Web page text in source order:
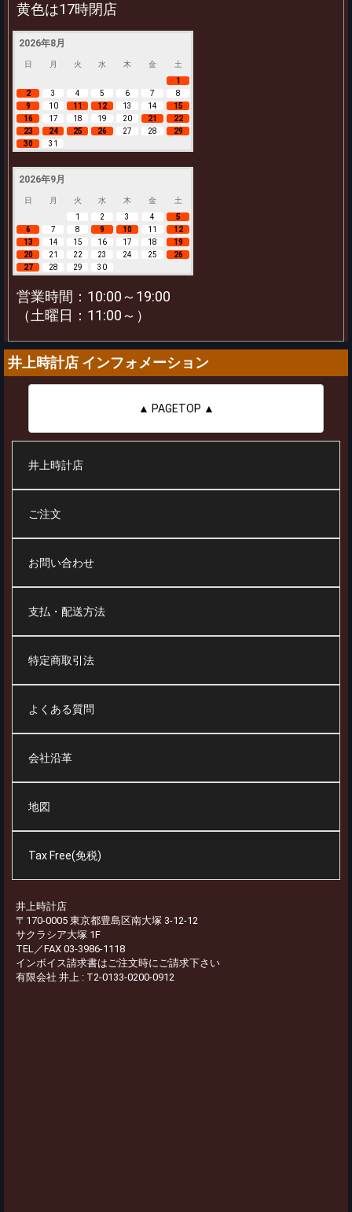
黄色は17時閉店
2026年8月
日 月 火 水 木 金
土
1
2
3 4 5 6 7
8
9
10 11 12 13 14
15
16
17 18 19 20 21
22
23
24 25 26 27 28
29
30
31
2026年9月
日 月 火 水 木 金
土
1
2 3 4
5
6
7 8 9 10 11
12
13
14 15 16 17 18
19
20
21 22 23 24 25
26
27
28 29 30
営業時間：10:00～19:00
（土曜日：11:00～）
井上時計店 インフォメーション
▲ PAGETOP ▲
井上時計店
ご注文
お問い合わせ
支払・配送方法
特定商取引法
よくある質問
会社沿革
地図
Tax Free(免税)
井上時計店
〒170-0005 東京都豊島区南大塚 3-12-12
サクラシア大塚 1F
TEL／FAX 03-3986-1118
インボイス請求書はご注文時にご請求下さい
有限会社 井上 : T2-0133-0200-0912